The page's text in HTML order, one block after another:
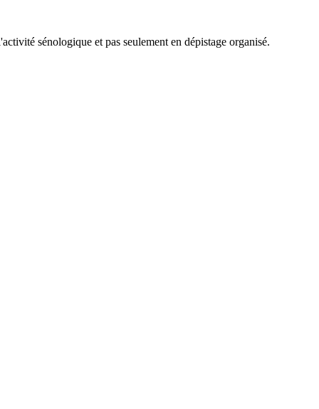
sénologique et pas seulement en dépistage organisé.